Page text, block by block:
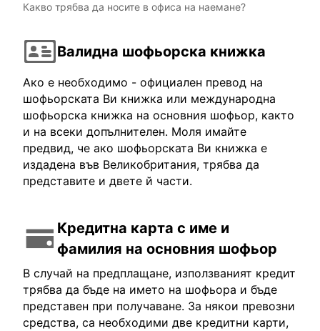
Какво трябва да носите в офиса на наемане?
Валидна шофьорска книжка
Ако е необходимо - официален превод на
шофьорската Ви книжка или международна
шофьорска книжка на основния шофьор, както
и на всеки допълнителен. Моля имайте
предвид, че ако шофьорската Ви книжка е
издадена във Великобритания, трябва да
представите и двете й части.
Кредитна карта с име и
фамилия на основния шофьор
В случай на предплащане, използваният кредит
трябва да бъде на името на шофьора и бъде
представен при получаване. За някои превозни
средства, са необходими две кредитни карти,